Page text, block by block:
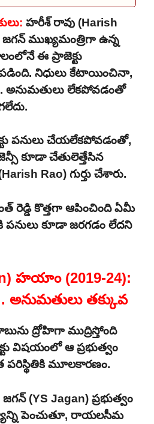
హరీశ్ రావు (Harish
జగన్ ముఖ్యమంత్రిగా ఉన్న
ఈ ప్రాజెక్టు
పడింది. నిధులు కేటాయించినా,
అనుమతులు లేకపోవడంతో
పనులు చేయలేకపోవడంతో,
కూడా చేతులెత్తేసిన
Rao) గుర్తు చేశారు.
రెడ్డి కొత్తగా ఆపించింది ఏమీ
పనులు కూడా జరగడం లేదని
హయాం (2019-24):
అనుమతులు తక్కువ
ద్రోహిగా ముద్రిస్తోంది
విషయంలో ఆ ప్రభుత్వం
పరిస్థితికి మూలకారణం.
జగన్ (YS Jagan) ప్రభుత్వం
పెంచుతూ, రాయలసీమ